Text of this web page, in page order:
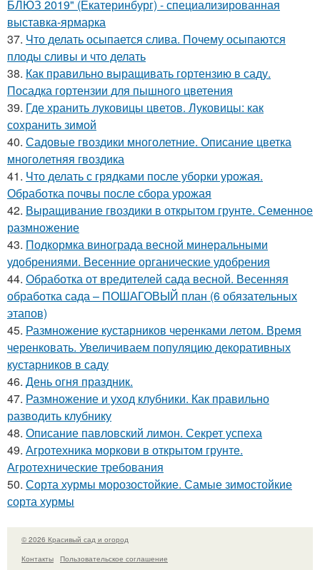
БЛЮЗ 2019" (Екатеринбург) - специализированная
выставка-ярмарка
37. Что делать осыпается слива. Почему осыпаются
плоды сливы и что делать
38. Как правильно выращивать гортензию в саду.
Посадка гортензии для пышного цветения
39. Где хранить луковицы цветов. Луковицы: как
сохранить зимой
40. Садовые гвоздики многолетние. Описание цветка
многолетняя гвоздика
41. Что делать с грядками после уборки урожая.
Обработка почвы после сбора урожая
42. Выращивание гвоздики в открытом грунте. Семенное
размножение
43. Подкормка винограда весной минеральными
удобрениями. Весенние органические удобрения
44. Обработка от вредителей сада весной. Весенняя
обработка сада – ПОШАГОВЫЙ план (6 обязательных
этапов)
45. Размножение кустарников черенками летом. Время
черенковать. Увеличиваем популяцию декоративных
кустарников в саду
46. День огня праздник.
47. Размножение и уход клубники. Как правильно
разводить клубнику
48. Описание павловский лимон. Секрет успеха
49. Агротехника моркови в открытом грунте.
Агротехнические требования
50. Сорта хурмы морозостойкие. Самые зимостойкие
сорта хурмы
© 2026 Красивый сад и огород
Контакты
Пользовательское соглашение